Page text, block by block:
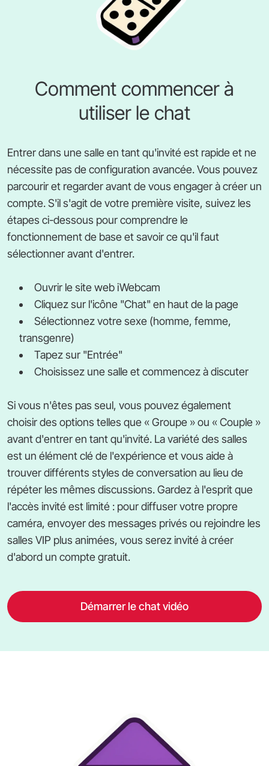
Comment commencer à
utiliser le chat
Entrer dans une salle en tant qu'invité est rapide et ne
nécessite pas de configuration avancée. Vous pouvez
parcourir et regarder avant de vous engager à créer un
compte. S'il s'agit de votre première visite, suivez les
étapes ci-dessous pour comprendre le
fonctionnement de base et savoir ce qu'il faut
sélectionner avant d'entrer.
Ouvrir le site web iWebcam
Cliquez sur l'icône "Chat" en haut de la page
Sélectionnez votre sexe (homme, femme,
transgenre)
Tapez sur "Entrée"
Choisissez une salle et commencez à discuter
Si vous n'êtes pas seul, vous pouvez également
choisir des options telles que « Groupe » ou « Couple »
avant d'entrer en tant qu'invité. La variété des salles
est un élément clé de l'expérience et vous aide à
trouver différents styles de conversation au lieu de
répéter les mêmes discussions. Gardez à l'esprit que
l'accès invité est limité : pour diffuser votre propre
caméra, envoyer des messages privés ou rejoindre les
salles VIP plus animées, vous serez invité à créer
d'abord un compte gratuit.
Démarrer le chat vidéo